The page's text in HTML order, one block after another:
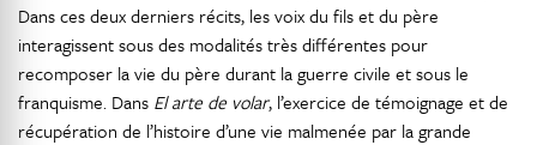
Dans ces deux derniers récits, les voix du fils et du père
interagissent sous des modalités très différentes pour
recomposer la vie du père durant la guerre civile et sous le
franquisme. Dans El arte de volar, l’exercice de témoignage et de
récupération de l’histoire d’une vie malmenée par la grande